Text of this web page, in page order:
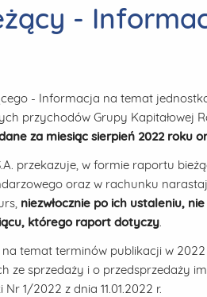
-
- Informacja na temat
przychodów Grupy Kapitałowej
za miesiąc sierpień 2022 roku
przekazuje, w formie raportu
oraz w rachunku
niezwłocznie po ich ustaleniu,
którego raport dotyczy.
na temat terminów publikacji w
ze sprzedaży i o przedsprzedaży
1/2022 z dnia 11.01.2022 r.